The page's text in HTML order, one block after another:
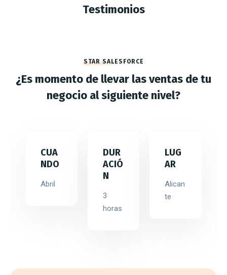
Testimonios
STAR SALESFORCE
¿Es momento de llevar las ventas de tu
negocio al siguiente nivel?
CUA
NDO
Abril
DUR
ACIÓ
N
3
horas
LUG
AR
Alican
te